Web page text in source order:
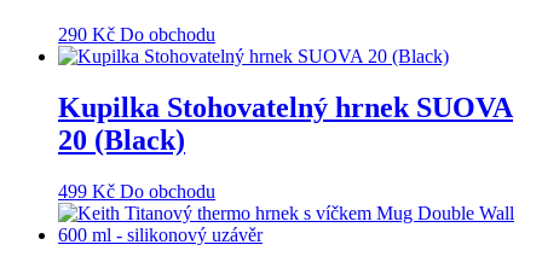
290 Kč Do obchodu
Kupilka Stohovatelný hrnek SUOVA
20 (Black)
499 Kč Do obchodu